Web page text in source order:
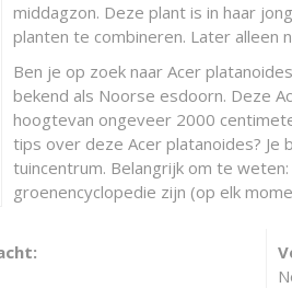
middagzon. Deze plant is in haar
planten te combineren. Later alleen
Ben je op zoek naar Acer
bekend als Noorse esdoorn. Deze
hoogtevan ongeveer 2000
tips over deze Acer platanoides? Je
tuincentrum. Belangrijk om te
groenencyclopedie zijn (op elk